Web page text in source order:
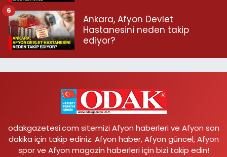
Ankara, Afyon Devlet
Hastanesini neden takip
ediyor?
6
odakgazetesi.com sitemizi Afyon haberleri ve Afyon son
dakika için takip ediniz. Afyon haber, Afyon güncel, Afyon
spor ve Afyon magazin haberleri için bizi takip edin!